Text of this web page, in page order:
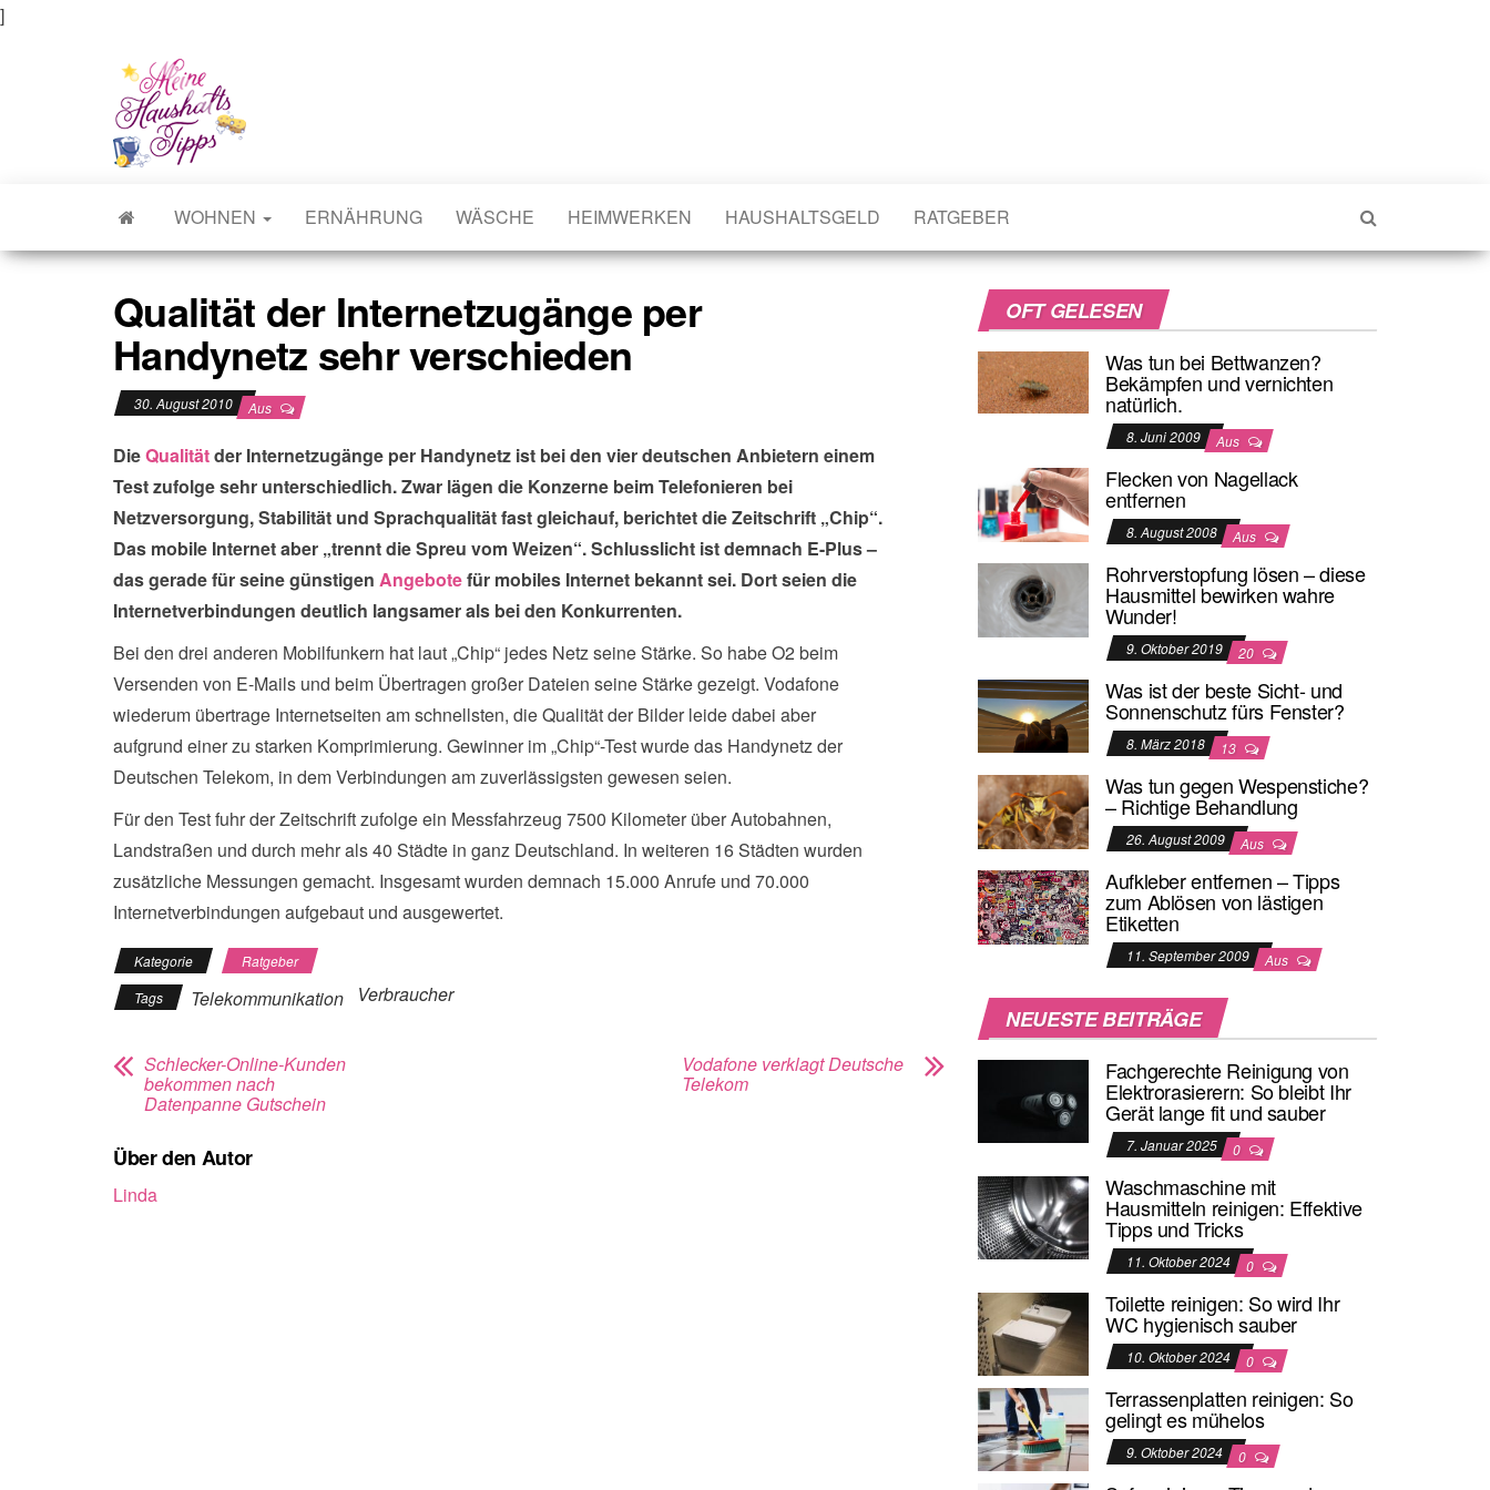
]
Meine Haushaltstipps
Das bisschen Haushalt . . .
WOHNEN ERNÄHRUNG WÄSCHE HEIMWERKEN HAUSHALTSGELD RATGEBER
Qualität der Internetzugänge per
Handynetz sehr verschieden
30. August 2010 Aus
DieQualitätder Internetzugänge per Handynetz ist bei den vier deutschen Anbietern einem
Test zufolge sehr unterschiedlich. Zwar lägen die Konzerne beim Telefonieren bei
Netzversorgung, Stabilität und Sprachqualität fast gleichauf, berichtet die Zeitschrift „Chip“.
Das mobile Internet aber „trennt die Spreu vom Weizen“. Schlusslicht ist demnach E-Plus –
das gerade für seine günstigen Angebotefür mobiles Internet bekannt sei. Dort seien die
Internetverbindungen deutlich langsamer als bei den Konkurrenten.
Bei den drei anderen Mobilfunkern hat laut „Chip“ jedes Netz seine Stärke. So habe O2 beim
Versenden von E-Mails und beim Übertragen großer Dateien seine Stärke gezeigt. Vodafone
wiederum übertrage Internetseiten am schnellsten, die Qualität der Bilder leide dabei aber
aufgrund einer zu starken Komprimierung. Gewinner im „Chip“-Test wurde das Handynetz der
Deutschen Telekom, in dem Verbindungen am zuverlässigsten gewesen seien.
Für den Test fuhr der Zeitschrift zufolge ein Messfahrzeug 7500 Kilometer über Autobahnen,
Landstraßen und durch mehr als 40 Städte in ganz Deutschland. In weiteren 16 Städten wurden
zusätzliche Messungen gemacht. Insgesamt wurden demnach 15.000 Anrufe und 70.000
Internetverbindungen aufgebaut und ausgewertet.
Kategorie
Ratgeber
Tags
Telekommunikation Verbraucher
Schlecker-Online-Kunden
bekommen nach
Datenpanne Gutschein
Vodafone verklagt Deutsche
Telekom
Über den Autor
Linda
OFT GELESEN
Was tun bei Bettwanzen?
Bekämpfen und vernichten
natürlich.
8. Juni 2009 Aus
Flecken von Nagellack
entfernen
8. August 2008 Aus
Rohrverstopfung lösen – diese
Hausmittel bewirken wahre
Wunder!
9. Oktober 2019 20
Was ist der beste Sicht- und
Sonnenschutz fürs Fenster?
8. März 2018 13
Was tun gegen Wespenstiche?
– Richtige Behandlung
26. August 2009 Aus
Aufkleber entfernen – Tipps
zum Ablösen von lästigen
Etiketten
11. September 2009 Aus
NEUESTE BEITRÄGE
Fachgerechte Reinigung von
Elektrorasierern: So bleibt Ihr
Gerät lange fit und sauber
7. Januar 2025 0
Waschmaschine mit
Hausmitteln reinigen: Effektive
Tipps und Tricks
11. Oktober 2024 0
Toilette reinigen: So wird Ihr
WC hygienisch sauber
10. Oktober 2024 0
Terrassenplatten reinigen: So
gelingt es mühelos
9. Oktober 2024 0